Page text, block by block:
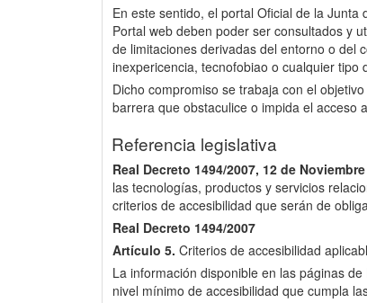
En este sentido, el portal Oficial de la
Portal web deben poder ser consultados y
de limitaciones derivadas del entorno o del
inexpericencia, tecnofobiao o cualquier tipo
Dicho compromiso se trabaja con el
barrera que obstaculice o impida el acceso
Referencia legislativa
Real Decreto 1494/2007, 12 de Noviembre
las tecnologías, productos y servicios
criterios de accesibilidad que serán de
Real Decreto 1494/2007
Artículo 5. Criterios de accesibilidad
La información disponible en las páginas
nivel mínimo de accesibilidad que cumpla